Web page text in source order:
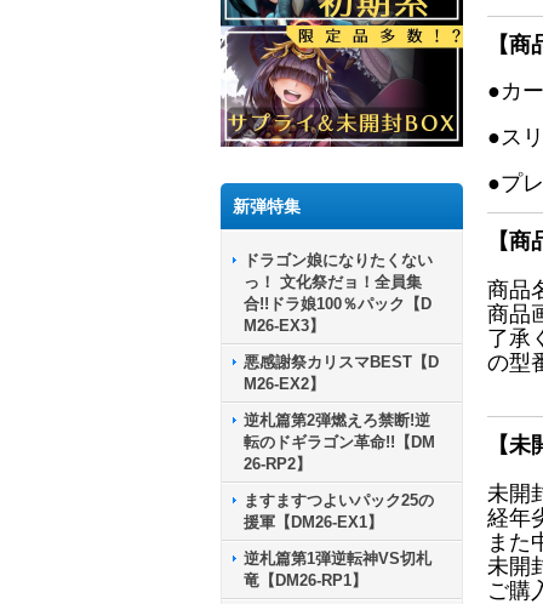
新弾特集
ドラゴン娘になりたくない
っ！ 文化祭だョ！全員集
合!!ドラ娘100％パック【D
M26-EX3】
悪感謝祭カリスマBEST【D
M26-EX2】
逆札篇第2弾燃えろ禁断!逆
転のドギラゴン革命!!【DM
26-RP2】
ますますつよいパック25の
援軍【DM26-EX1】
逆札篇第1弾逆転神VS切札
竜【DM26-RP1】
【
●カ
●ス
●プ
【
商品
商品
了承
の型
【
未開
経年
また
未開
ご購